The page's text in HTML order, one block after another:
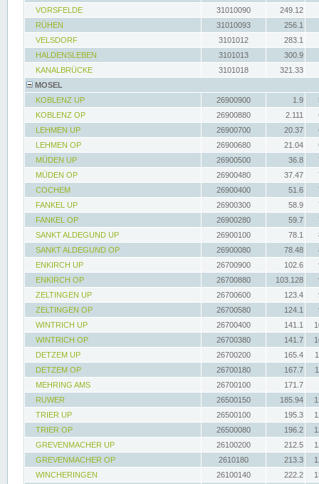
VORSFELDE
31010090
249.12
RÜHEN
31010093
256.1
VELSDORF
3101012
283.1
HALDENSLEBEN
3101013
300.9
KANALBRÜCKE
3101018
321.33
MOSEL
KOBLENZ UP
26900900 1.9
KOBLENZ OP
26900880 2.111
LEHMEN UP
26900700 20.37
LEHMEN OP
26900680 21.04
MÜDEN UP
26900500 36.8
MÜDEN OP
26900480 37.47
COCHEM
26900400 51.6
FANKEL UP
26900300 58.9
FANKEL OP
26900280 59.7
SANKT ALDEGUND UP
26900100 78.1
SANKT ALDEGUND OP
26900080 78.48
ENKIRCH UP
26700900 102.6
ENKIRCH OP
26700880 103.128
ZELTINGEN UP
26700600 123.4
ZELTINGEN OP
26700580 124.1
WINTRICH UP
26700400 141.1
WINTRICH OP
26700380 141.7
DETZEM UP
26700200 165.4
DETZEM OP
26700180 167.7
MEHRING AMS
26700100
171.7
RUWER
26500150 185.94
TRIER UP
26500100 195.3
TRIER OP
26500080 196.2
GREVENMACHER UP
26100200 212.5
GREVENMACHER OP
2610180 213.3
WINCHERINGEN
26100140 222.2